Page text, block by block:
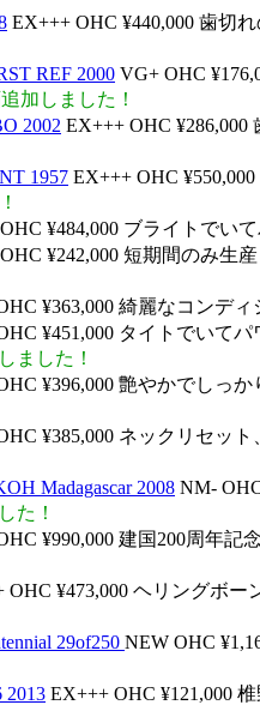
EX+++ OHC ¥440,000 歯切
REF 2000 VG+ OHC
加しました！
2002 EX+++ OHC
1957 EX+++ OHC
¥484,000 ブライトでい
¥242,000 短期間のみ生
¥363,000 綺麗なコンデ
¥451,000 タイトでいて
ました！
¥396,000 艶やかでしっ
¥385,000 ネックリセッ
Madagascar 2008 NM-
た！
¥990,000 建国200周年
OHC ¥473,000 ヘリングボ
29of250 NEW OHC
2013 EX+++ OHC ¥121,000